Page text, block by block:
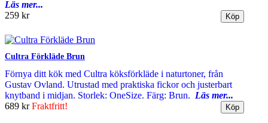
Läs mer...
259 kr
Cultra Förkläde Brun
Förnya ditt kök med Cultra köksförkläde i naturtoner, från
Gustav Ovland. Utrustad med praktiska fickor och justerbart
knytband i midjan. Storlek: OneSize. Färg: Brun. Läs mer...
689 krFraktfritt!